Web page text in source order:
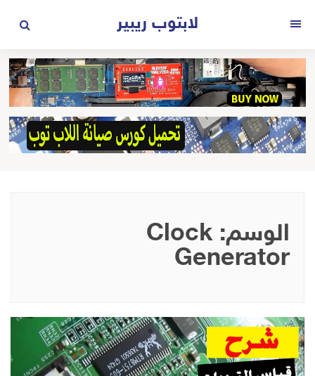
المحتوى
لابتوب ريبير
الوسم: Clock
Generator